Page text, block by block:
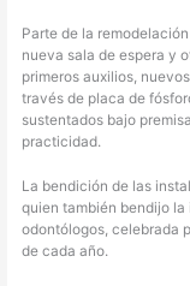
Parte de la
nueva sala de espera y
primeros auxilios,
través de placa de
sustentados bajo
practicidad.
La bendición de las
quien también bendijo
odontólogos, celebrada
de cada año.